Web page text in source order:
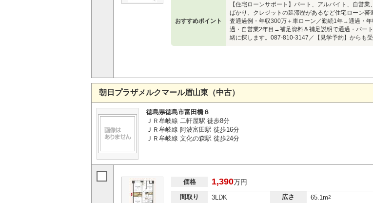
おすすめポイント
【住宅ローンサポート】パート、アルバイト、自営
ばかり、クレジットの延滞歴があるなど住宅ローン
査通過例・年収300万＋車ローン／勤続1年→通過・
過・自営業2年目→補足資料＆補足説明で通過・パー
緒に探します。087-810-3147／【見学予約】からも
朝日プラザメルクマール眉山東（中古）
徳島県徳島市富田橋８
ＪＲ牟岐線 二軒屋駅 徒歩8分
ＪＲ牟岐線 阿波富田駅 徒歩16分
ＪＲ牟岐線 文化の森駅 徒歩24分
価格 1,390万円
間取り 3LDK 広さ 65.1m2